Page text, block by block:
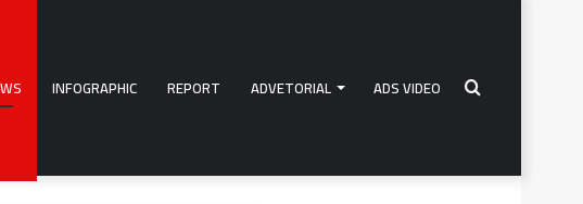
INFOGRAPHIC REPORT ADVETORIAL ADS VIDEO Search